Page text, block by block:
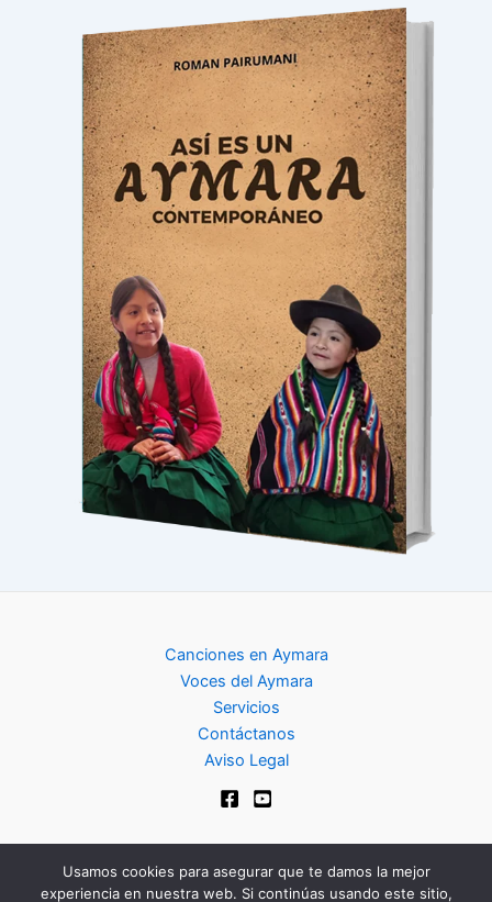
Canciones en Aymara
Voces del Aymara
Servicios
Contáctanos
Aviso Legal
Usamos cookies para asegurar que te damos la mejor
experiencia en nuestra web. Si continúas usando este sitio,